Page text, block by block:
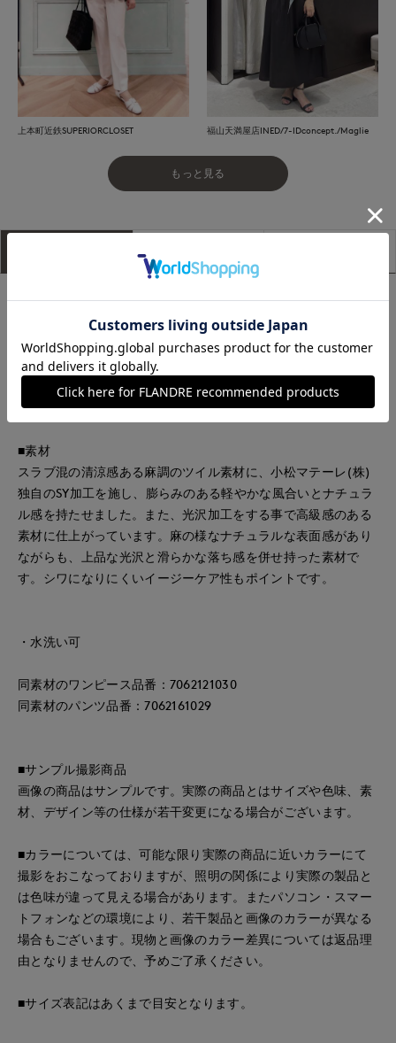
上本町近鉄SUPERIORCLOSET 福山天満屋店INED/7-IDconcept./Maglie
もっと見る
■デザイン
リラックス感のあるシルエットに、折り返しデザインのワイド
スリーブでポイントを添えたブラウス。すっきりとした比翼仕
立ての前あきに、上品なメタル釦が映えるノーブルなスタンド
カラーが洗練された印象を演出します。スリット入りのヘムラ
インで軽やかさもプラスした一枚です。
■素材
スラブ混の清涼感ある麻調のツイル素材に、小松マテーレ(株)
独自のSY加工を施し、膨らみのある軽やかな風合いとナチュラ
ル感を持たせました。また、光沢加工をする事で高級感のある
素材に仕上がっています。麻の様なナチュラルな表面感があり
ながらも、上品な光沢と滑らかな落ち感を併せ持った素材で
す。シワになりにくいイージーケア性もポイントです。
・水洗い可
同素材のワンピース品番：7062121030
同素材のパンツ品番：7062161029
■サンプル撮影商品
画像の商品はサンプルです。実際の商品とはサイズや色味、素
材、デザイン等の仕様が若干変更になる場合がございます。
■カラーについては、可能な限り実際の商品に近いカラーにて
撮影をおこなっておりますが、照明の関係により実際の製品と
は色味が違って見える場合があります。またパソコン・スマー
トフォンなどの環境により、若干製品と画像のカラーが異なる
場合もございます。現物と画像のカラー差異については返品理
由となりませんので、予めご了承ください。
■サイズ表記はあくまで目安となります。